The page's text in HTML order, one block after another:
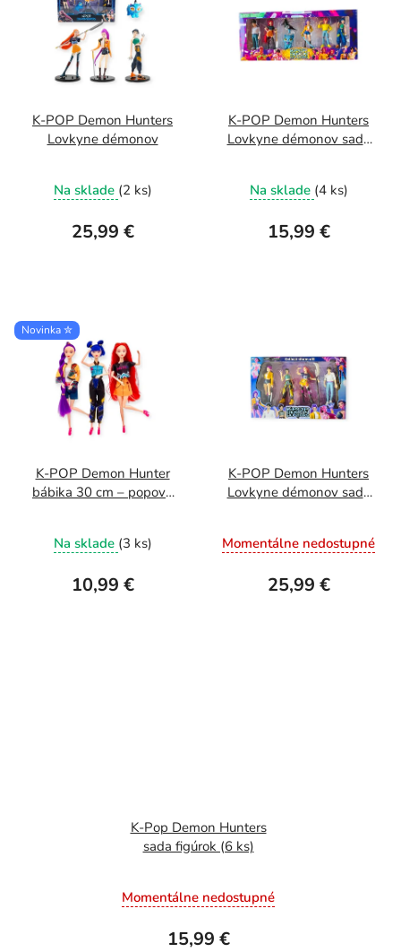
K-POP Demon Hunters
Lovkyne démonov
Na sklade (2 ks)
25,99 €
K-POP Demon Hunters
Lovkyne démonov sada
Na sklade (4 ks)
15,99 €
Novinka ✮
K-POP Demon Hunter
bábika 30 cm – popové
Na sklade (3 ks)
10,99 €
K-POP Demon Hunters
Lovkyne démonov sada
Momentálne nedostupné
25,99 €
K-Pop Demon Hunters
sada figúrok (6 ks)
Momentálne nedostupné
15,99 €